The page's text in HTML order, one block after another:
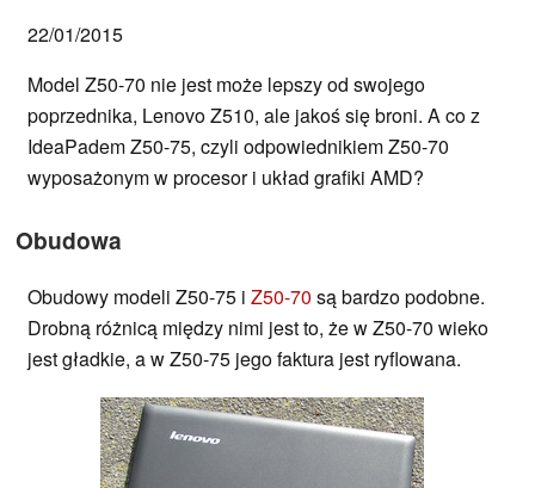
22/01/2015
Model Z50-70 nie jest może lepszy od swojego
poprzednika, Lenovo Z510, ale jakoś się broni. A co z
IdeaPadem Z50-75, czyli odpowiednikiem Z50-70
wyposażonym w procesor i układ grafiki AMD?
Obudowa
Obudowy modeli Z50-75 i Z50-70 są bardzo podobne.
Drobną różnicą między nimi jest to, że w Z50-70 wieko
jest gładkie, a w Z50-75 jego faktura jest ryflowana.